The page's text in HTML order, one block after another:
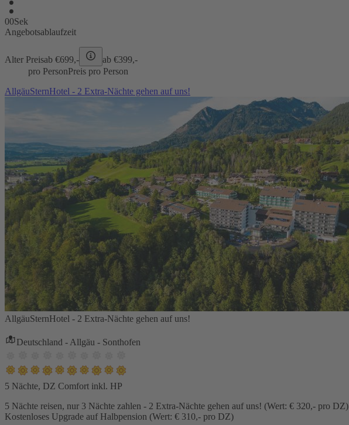
00Sek
Angebotsablaufzeit
Alter Preisab €699,- ab €399,-
pro PersonPreis pro Person
AllgäuSternHotel - 2 Extra-Nächte gehen auf uns!
AllgäuSternHotel - 2 Extra-Nächte gehen auf uns!
Deutschland - Allgäu - Sonthofen
5 Nächte, DZ Comfort inkl. HP
5 Nächte reisen, nur 3 Nächte zahlen - 2 Extra-Nächte gehen auf uns! (Wert: € 320,- pro DZ)
Kostenloses Upgrade auf Halbpension (Wert: € 310,- pro DZ)